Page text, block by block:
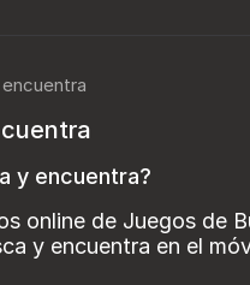
y encuentra?
online de Juegos de
y encuentra en el